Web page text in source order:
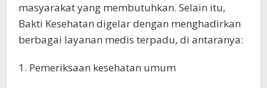
masyarakat yang membutuhkan. Selain itu,
Bakti Kesehatan digelar dengan menghadirkan
berbagai layanan medis terpadu, di antaranya:
1. Pemeriksaan kesehatan umum